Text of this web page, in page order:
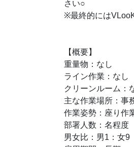
さい○
※最終的には
【概要】
重量物：なし
ライン作業：なし
クリーンルーム：
主な作業場所：事
作業姿勢：座り作
部署人数：名程度
男女比：男1：女9